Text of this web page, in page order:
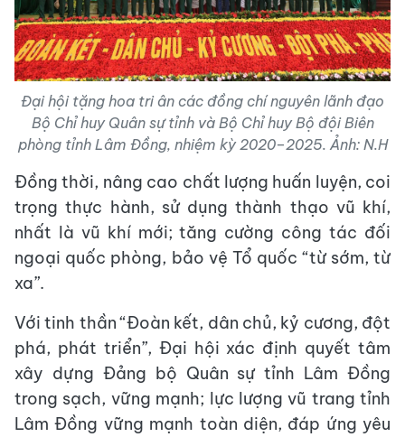
Đại hội tặng hoa tri ân các đồng chí nguyên lãnh đạo
Bộ Chỉ huy Quân sự tỉnh và Bộ Chỉ huy Bộ đội Biên
phòng tỉnh Lâm Đồng, nhiệm kỳ 2020–2025. Ảnh: N.H
Đồng thời, nâng cao chất lượng huấn luyện, coi
trọng thực hành, sử dụng thành thạo vũ khí,
nhất là vũ khí mới; tăng cường công tác đối
ngoại quốc phòng, bảo vệ Tổ quốc “từ sớm, từ
xa”.
Với tinh thần “Đoàn kết, dân chủ, kỷ cương, đột
phá, phát triển”, Đại hội xác định quyết tâm
xây dựng Đảng bộ Quân sự tỉnh Lâm Đồng
trong sạch, vững mạnh; lực lượng vũ trang tỉnh
Lâm Đồng vững mạnh toàn diện, đáp ứng yêu